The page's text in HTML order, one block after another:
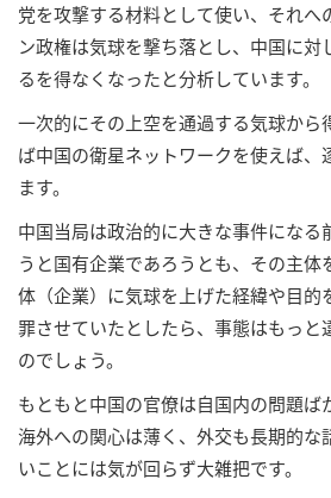
党を攻撃する材料として使い、それへ
ン政権は気球を撃ち落とし、中国に対
るを得なくなったと分析しています。
一次的にその上空を通過する気球から
ば中国の衛星ネットワークを使えば、
ます。
中国当局は政治的に大きな事件になる
うと国有企業であろうとも、その主体
体（企業）に気球を上げた経緯や目的
罪させていたとしたら、事態はもっと
のでしょう。
もともと中国の官僚は自国内の問題ば
海外への関心は薄く、外交も長期的な
いことには気が回らず大雑把です。